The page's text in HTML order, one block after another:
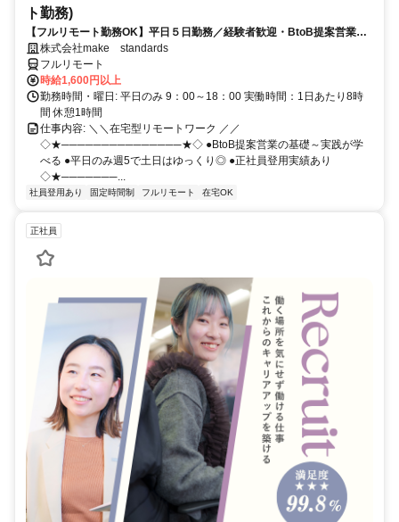
ト勤務)
【フルリモート勤務OK】平日５日勤務／経験者歓迎・BtoB提案営業で
スキルアップ
株式会社make standards
フルリモート
時給1,600円以上
勤務時間・曜日: 平日のみ 9：00～18：00 実働時間：1日あたり8時
間 休憩1時間
仕事内容: ＼＼在宅型リモートワーク ／／
◇★───────────────★◇ ●BtoB提案営業の基礎～実践が学
べる ●平日のみ週5で土日はゆっくり◎ ●正社員登用実績あり
◇★───────...
社員登用あり 固定時間制 フルリモート 在宅OK
正社員